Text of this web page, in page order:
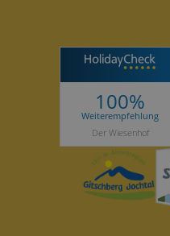
100%
Weiterempfehlung
Der Wiesenhof